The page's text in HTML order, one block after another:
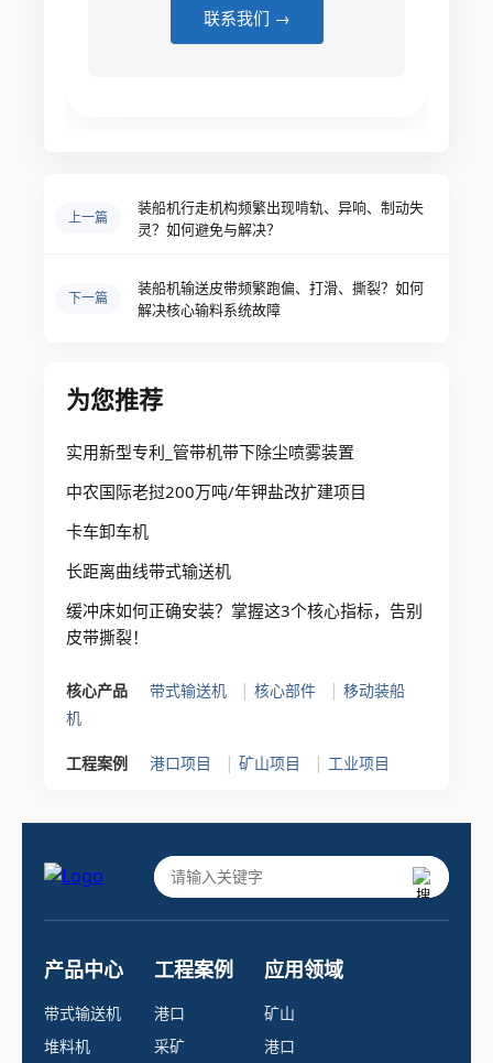
联系我们 →
上一篇
装船机行走机构频繁出现啃轨、异响、制动失
灵？如何避免与解决？
下一篇
装船机输送皮带频繁跑偏、打滑、撕裂？如何
解决核心输料系统故障
为您推荐
实用新型专利_管带机带下除尘喷雾装置
中农国际老挝200万吨/年钾盐改扩建项目
卡车卸车机
长距离曲线带式输送机
缓冲床如何正确安装？掌握这3个核心指标，告别
皮带撕裂！
核心产品 带式输送机 | 核心部件 | 移动装船
机
工程案例 港口项目 | 矿山项目 | 工业项目
产品中心
带式输送机
堆料机
工程案例
港口
采矿
应用领域
矿山
港口